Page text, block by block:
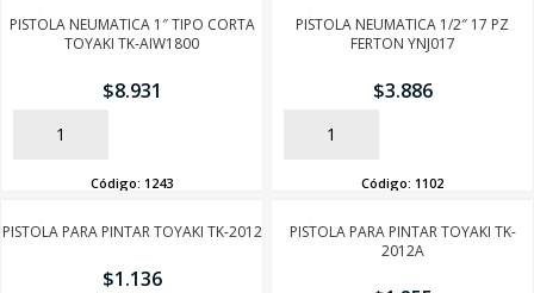
PISTOLA NEUMATICA 1″ TIPO CORTA
TOYAKI TK-AIW1800
$8.931
AÑADIR
Código: 1243
PISTOLA NEUMATICA 1/2″ 17 PZ
FERTON YNJ017
$3.886
AÑADIR
Código: 1102
PISTOLA PARA PINTAR TOYAKI TK-2012
$1.136
PISTOLA PARA PINTAR TOYAKI TK-
2012A